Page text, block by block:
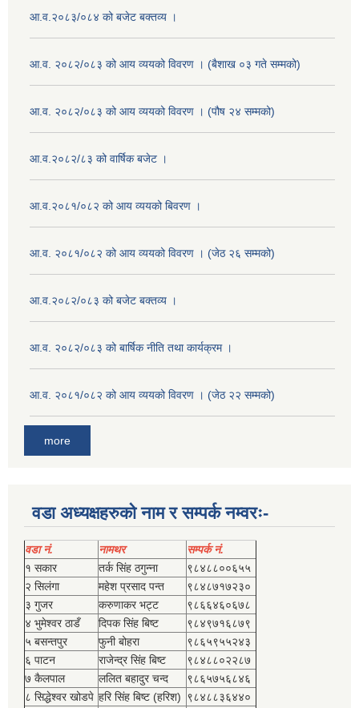
आ.व.२०८३/०८४ को बजेट बक्तव्य ।
आ.व. २०८२/०८३ को आय व्ययको विवरण । (बैशाख ०३ गते सम्मको)
आ.व. २०८२/०८३ को आय व्ययको विवरण । (पौष २४ सम्मको)
आ.व.२०८२/८३ को वार्षिक बजेट ।
आ.व.२०८१/०८२ को आय व्ययको बिवरण ।
आ.व. २०८१/०८२ को आय व्ययको विवरण । (जेठ २६ सम्मको)
आ.व.२०८२/०८३ को बजेट बक्तव्य ।
आ.व. २०८२/०८३ को बार्षिक नीति तथा कार्यक्रम ।
आ.व. २०८१/०८२ को आय व्ययको विवरण । (जेठ २२ सम्मको)
more
वडा अध्यक्षहरुको नाम र सम्पर्क नम्वरः-
वडा नं. नामथर
सम्पर्क नं.
१ सकार
तर्क सिंह ठगुन्‍ना
९८४८८००६५५
२ सिलंगा
महेश प्रसाद पन्त
९८४८७१७२३०
३ गुजर
करुणाकर भट्ट
९८६६४६०६७८
४ भुमेश्‍वर ठाडँ
दिपक सिंह बिष्‍ट
९८४९७१६८७९
५ बसन्तपुर
फुनी बोहरा
९८६५९५५२४३
६ पाटन
राजेन्द्र सिंह बिष्‍ट
९८४८८०२२८७
७ कैलपाल
ललित बहादुर चन्द
९८६५७५६८४६
८ सिद्धेश्‍वर खोडपे हरि सिंह बिष्‍ट (हरिश) ९८४८८३६४४०